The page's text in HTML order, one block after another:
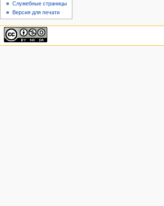
Служебные страницы
Версия для печати